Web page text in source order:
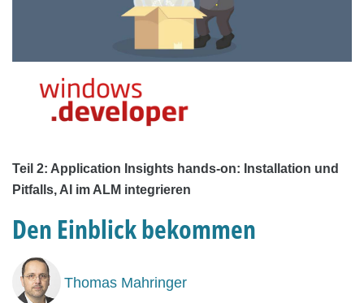
Teil 2: Application Insights hands-on: Installation und
Pitfalls, AI im ALM integrieren
Den Einblick bekommen
Thomas Mahringer